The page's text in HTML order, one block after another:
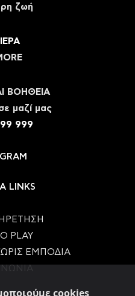
cookies
ζωή
ΒΟΗΘΕΙΑ
μαζί μας
999
LINKS
PLAY
ΕΜΠΟΔΙΑ